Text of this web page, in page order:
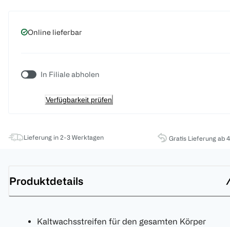
Online lieferbar
In Filiale abholen
Verfügbarkeit prüfen
Lieferung in 2-3 Werktagen Gratis Lieferung ab
Produktdetails
Kaltwachsstreifen für den gesamten Körper